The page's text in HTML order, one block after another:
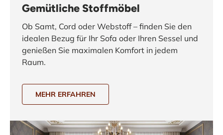
Gemütliche Stoffmöbel
Ob Samt, Cord oder Webstoff – finden Sie den
idealen Bezug für Ihr Sofa oder Ihren Sessel und
genießen Sie maximalen Komfort in jedem
Raum.
MEHR ERFAHREN